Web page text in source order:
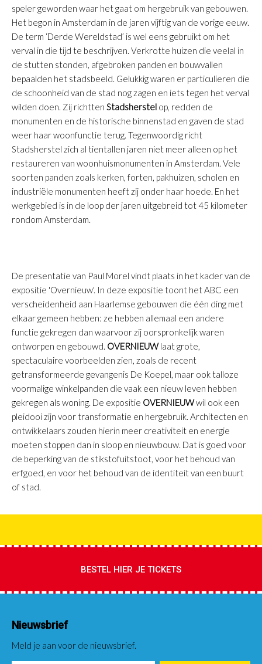
speler geworden waar het gaat om hergebruik van gebouwen.
Het begon in Amsterdam in de jaren vijftig van de vorige eeuw.
De term ‘Derde Wereldstad’ is wel eens gebruikt om het
verval in die tijd te beschrijven. Verkrotte huizen die veelal in
de stutten stonden, afgebroken panden en bouwvallen
bepaalden het stadsbeeld. Gelukkig waren er particulieren die
de schoonheid van de stad nog zagen en iets tegen het verval
wilden doen. Zij richtten Stadsherstel op, redden de
monumenten en de historische binnenstad en gaven de stad
weer haar woonfunctie terug. Tegenwoordig richt
Stadsherstel zich al tientallen jaren niet meer alleen op het
restaureren van woonhuismonumenten in Amsterdam. Vele
soorten panden zoals kerken, forten, pakhuizen, scholen en
industriële monumenten heeft zij onder haar hoede. En het
werkgebied is in de loop der jaren uitgebreid tot 45 kilometer
rondom Amsterdam.
De presentatie van Paul Morel vindt plaats in het kader van de
expositie 'Overnieuw'. In deze expositie toont het ABC een
verscheidenheid aan Haarlemse gebouwen die één ding met
elkaar gemeen hebben: ze hebben allemaal een andere
functie gekregen dan waarvoor zij oorspronkelijk waren
ontworpen en gebouwd. OVERNIEUW laat grote,
spectaculaire voorbeelden zien, zoals de recent
getransformeerde gevangenis De Koepel, maar ook talloze
voormalige winkelpanden die vaak een nieuw leven hebben
gekregen als woning. De expositie OVERNIEUWwil ook een
pleidooi zijn voor transformatie en hergebruik. Architecten en
ontwikkelaars zouden hierin meer creativiteit en energie
moeten stoppen dan in sloop en nieuwbouw. Dat is goed voor
de beperking van de stikstofuitstoot, voor het behoud van
erfgoed, en voor het behoud van de identiteit van een buurt
of stad.
BESTEL HIER JE TICKETS
Nieuwsbrief
Meld je aan voor de nieuwsbrief.